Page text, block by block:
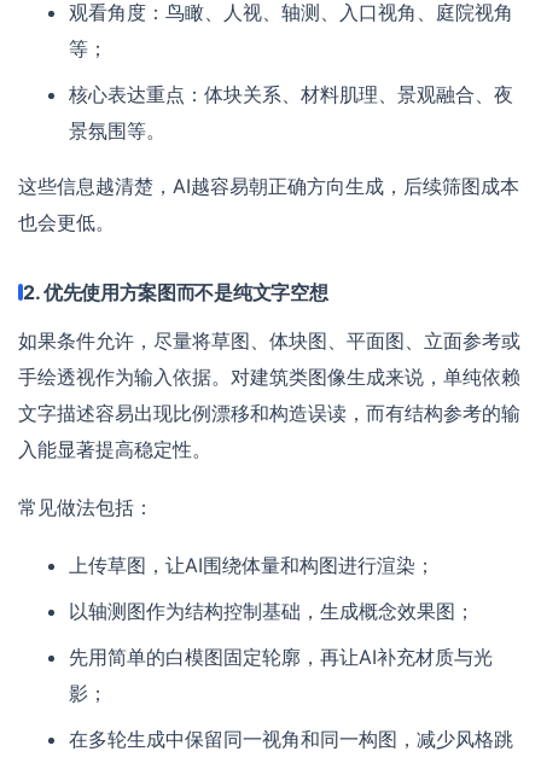
观看角度：鸟瞰、人视、轴测、入口视角、庭院视角
等；
核心表达重点：体块关系、材料肌理、景观融合、夜
景氛围等。
这些信息越清楚，AI越容易朝正确方向生成，后续筛图成本
也会更低。
2. 优先使用方案图而不是纯文字空想
如果条件允许，尽量将草图、体块图、平面图、立面参考或
手绘透视作为输入依据。对建筑类图像生成来说，单纯依赖
文字描述容易出现比例漂移和构造误读，而有结构参考的输
入能显著提高稳定性。
常见做法包括：
上传草图，让AI围绕体量和构图进行渲染；
以轴测图作为结构控制基础，生成概念效果图；
先用简单的白模图固定轮廓，再让AI补充材质与光
影；
在多轮生成中保留同一视角和同一构图，减少风格跳